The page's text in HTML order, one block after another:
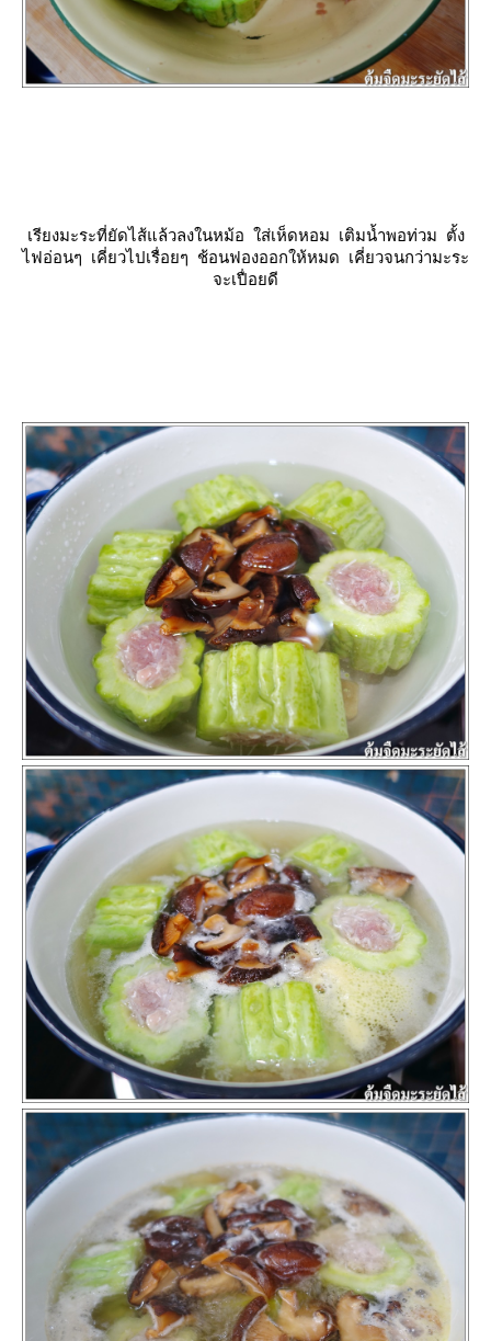
เรียงมะระที่ยัดไส้แล้วลงในหม้อ ใส่เห็ดหอม เติมน้ำพอท่วม ตั้ง
ไฟอ่อนๆ เคี่ยวไปเรื่อยๆ ช้อนฟองออกให้หมด เคี่ยวจนกว่ามะระ
จะเปื่อยดี